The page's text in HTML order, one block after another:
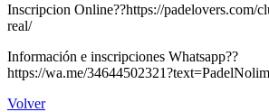
Inscripcion Online??https://padelovers.com/
real/
Información e inscripciones Whatsapp??
https://wa.me/
Volver